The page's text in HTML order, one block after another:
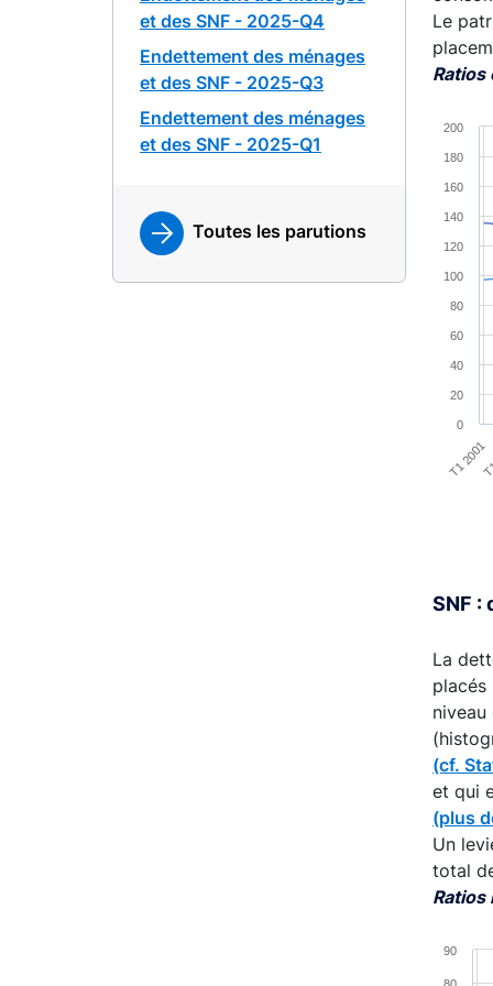
et des SNF - 2025-Q4
Endettement des ménages
et des SNF - 2025-Q3
Endettement des ménages
et des SNF - 2025-Q1
Toutes les parutions
Le
Ratios
Line
View
The
The
T1 2001
0
20
40
60
80
100
120
140
160
180
200
SNF :
La
placés
(cf.
et qui
(plus
Un
total
Ratios
90